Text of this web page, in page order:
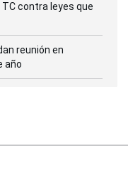
contra leyes que
reunión en
año